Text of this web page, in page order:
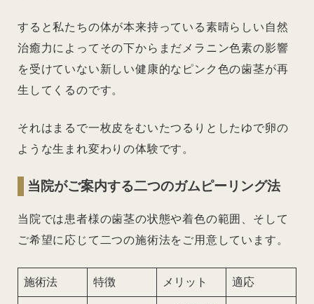
すると私たちの体が本来持っている素晴らしい自然
治癒力によってその下からまだメラニン色素の影響
を受けていない新しい健康的なピンク色の歯茎が再
生してくるのです。
それはまるで一枚皮をむいたつるりとしたゆで卵の
ような生まれ変わりの体験です。
当院がご案内する二つのガムピーリング法
当院では患者様の歯茎の状態や着色の範囲、そして
ご希望に応じて二つの施術法をご用意しています。
施術法 特徴 メリット 適応